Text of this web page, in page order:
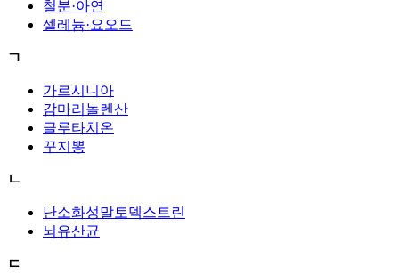
철분·아연
셀레늄·요오드
ㄱ
가르시니아
감마리놀렌산
글루타치온
꾸지뽕
ㄴ
난소화성말토덱스트린
뇌유산균
ㄷ